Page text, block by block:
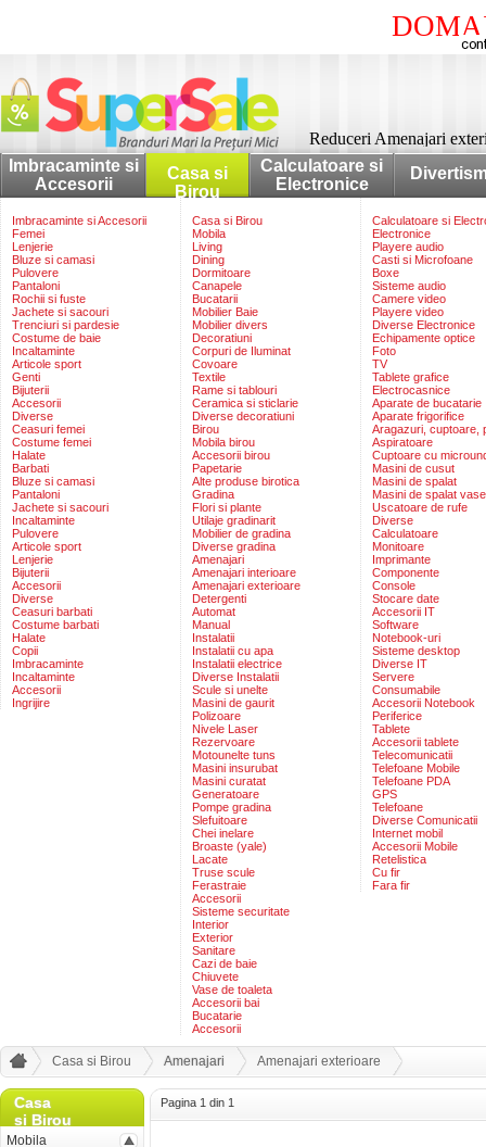
Reduceri Amenajari
Imbracaminte si
Accesorii
Casa si
Birou
Calculatoare si
Electronice
Imbracaminte si Accesorii
Femei
Lenjerie
Bluze si camasi
Pulovere
Pantaloni
Rochii si fuste
Jachete si sacouri
Trenciuri si pardesie
Costume de baie
Incaltaminte
Articole sport
Genti
Bijuterii
Accesorii
Diverse
Ceasuri femei
Costume femei
Halate
Barbati
Bluze si camasi
Pantaloni
Jachete si sacouri
Incaltaminte
Pulovere
Articole sport
Lenjerie
Bijuterii
Accesorii
Diverse
Ceasuri barbati
Costume barbati
Halate
Copii
Imbracaminte
Incaltaminte
Accesorii
Ingrijire
Casa si Birou
Mobila
Living
Dining
Dormitoare
Canapele
Bucatarii
Mobilier Baie
Mobilier divers
Decoratiuni
Corpuri de Iluminat
Covoare
Textile
Rame si tablouri
Ceramica si sticlarie
Diverse decoratiuni
Birou
Mobila birou
Accesorii birou
Papetarie
Alte produse birotica
Gradina
Flori si plante
Utilaje gradinarit
Mobilier de gradina
Diverse gradina
Amenajari
Amenajari interioare
Amenajari exterioare
Detergenti
Automat
Manual
Instalatii
Instalatii cu apa
Instalatii electrice
Diverse Instalatii
Scule si unelte
Masini de gaurit
Polizoare
Nivele Laser
Rezervoare
Motounelte tuns
Masini insurubat
Masini curatat
Generatoare
Pompe gradina
Slefuitoare
Chei inelare
Broaste (yale)
Lacate
Truse scule
Ferastraie
Accesorii
Sisteme securitate
Interior
Exterior
Sanitare
Cazi de baie
Chiuvete
Vase de toaleta
Accesorii bai
Bucatarie
Accesorii
Calculatoare si
Electronice
Playere audio
Casti si Microfoane
Boxe
Sisteme audio
Camere video
Playere video
Diverse Electronice
Echipamente optice
Foto
TV
Tablete grafice
Electrocasnice
Aparate de bucatarie
Aparate frigorifice
Aragazuri, cuptoare,
Aspiratoare
Cuptoare cu
Masini de cusut
Masini de spalat
Masini de spalat vase
Uscatoare de rufe
Diverse
Calculatoare
Monitoare
Imprimante
Componente
Console
Stocare date
Accesorii IT
Software
Notebook-uri
Sisteme desktop
Diverse IT
Servere
Consumabile
Accesorii Notebook
Periferice
Tablete
Accesorii tablete
Telecomunicatii
Telefoane Mobile
Telefoane PDA
GPS
Telefoane
Diverse Comunicatii
Internet mobil
Accesorii Mobile
Retelistica
Cu fir
Fara fir
Casa si Birou Amenajari Amenajari exterioare
Pagina 1 din 1
Casa
si Birou
Mobila